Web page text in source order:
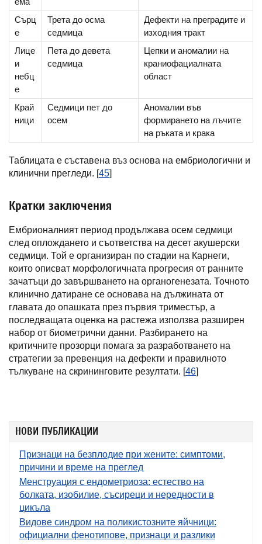
Сърц
е
Трета до осма
седмица
Дефекти на преградите и
изходния тракт
Лице
и
небц
е
Пета до девета
седмица
Цепки и аномалии на
краниофациалната
област
Край
ници
Седмици пет до
осем
Аномалии във
формирането на лъчите
на ръката и крака
Таблицата е съставена въз основа на ембриологични и
клинични прегледи. [45]
Кратки заключения
Ембрионалният период продължава осем седмици
след оплождането и съответства на десет акушерски
седмици. Той е организиран по стадии на Карнеги,
които описват морфологичната прогресия от ранните
зачатъци до завършването на органогенезата. Точното
клинично датиране се основава на дължината от
главата до опашката през първия триместър, а
последващата оценка на растежа използва разширен
набор от биометрични данни. Разбирането на
критичните прозорци помага за разработването на
стратегии за превенция на дефекти и правилното
тълкуване на скрининговите резултати. [46]
НОВИ ПУБЛИКАЦИИ
Признаци на безплодие при жените: симптоми,
причини и време на преглед
Менструация с ендометриоза: естество на
болката, изобилие, съсиреци и нередности в
цикъла
Видове синдром на поликистозните яйчници:
официални фенотипове, признаци и разлики